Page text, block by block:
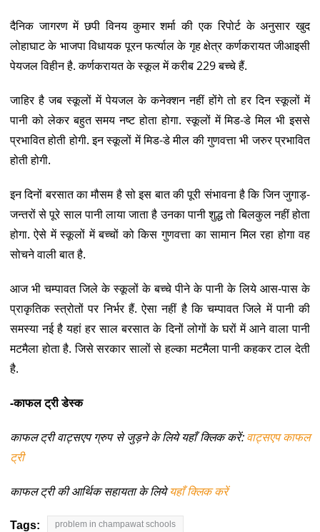
दैनिक जागरण में छपी विनय कुमार शर्मा की एक रिपोर्ट के अनुसार खुद
लोहाघाट के भाजपा विधायक पूरन फर्त्याल के गृह क्षेत्र कर्णकरायत जीआइसी
पेयजल विहीन है. कर्णकरायत के स्कूल में करीब 229 बच्चे हैं.
जाहिर है जब स्कूलों में पेयजल के कनेक्शन नहीं होंगे तो हर दिन स्कूलों में
पानी को लेकर बहुत समय नष्ट होता होगा. स्कूलों में मिड-डे मिल भी इससे
प्रभावित होती होगी. इन स्कूलों में मिड-डे मील की गुणवत्ता भी जरुर प्रभावित
होती होगी.
इन दिनों बरसात का मौसम है सो इस बात की पूरी संभावना है कि जिन जुगाड़-
जन्तरों से पूरे साल पानी लाया जाता है उनका पानी शुद्ध तो बिलकुल नहीं होता
होगा. ऐसे में स्कूलों में बच्चों को किस गुणवत्ता का सामान मिल रहा होगा वह
सोचने वाली बात है.
आज भी चम्पावत जिले के स्कूलों के बच्चे पीने के पानी के लिये आस-पास के
प्राकृतिक स्त्रोतों पर निर्भर हैं. ऐसा नहीं है कि चम्पावत जिले में पानी की
समस्या नई है यहां हर साल बरसात के दिनों लोगों के घरों में आने वाला पानी
मटमैला होता है. जिसे सरकार सालों से हल्का मटमैला पानी कहकर टाल देती
है.
-काफल ट्री डेस्क
काफल ट्री वाट्सएप ग्रुप से जुड़ने के लिये यहाँ क्लिक करें:वाट्सएप काफल
ट्री
काफल ट्री की आर्थिक सहायता के लियेयहाँ क्लिक करें
Tags: problem in champawat schools